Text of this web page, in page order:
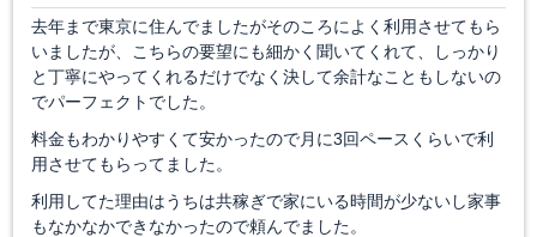
去年まで東京に住んでましたがそのころによく利用させてもら
いましたが、こちらの要望にも細かく聞いてくれて、しっかり
と丁寧にやってくれるだけでなく決して余計なこともしないの
でパーフェクトでした。
料金もわかりやすくて安かったので月に3回ペースくらいで利
用させてもらってました。
利用してた理由はうちは共稼ぎで家にいる時間が少ないし家事
もなかなかできなかったので頼んでました。